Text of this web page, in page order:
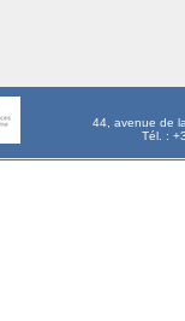
44, avenue de
Tél. :